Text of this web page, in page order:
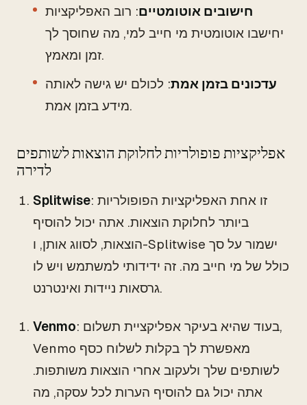
חישובים אוטומטיים: רוב האפליקציות
יחישבו אוטומטית מי חייב למי, מה שחוסך לך
זמן ומאמץ.
עדכונים בזמן אמת: לכולם יש גישה לאותה
מידע בזמן אמת.
אפליקציות פופולריות לחלוקת הוצאות לשותפים
לדירה
Splitwise: זו אחת האפליקציות הפופולריות
ביותר לחלוקת הוצאות. אתה יכול להוסיף
הוצאות, לסווג אותן, ו-Splitwise ישמור על סך
כולל של מי חייב מה. זה ידידותי למשתמש ויש לו
גרסאות ניידות ואינטרנט.
Venmo: בעוד שהיא בעיקר אפליקציית תשלום,
Venmo מאפשרת לך בקלות לשלוח כסף
לשותפים שלך ולעקוב אחרי הוצאות משותפות.
אתה יכול גם להוסיף הערות לכל עסקה, מה